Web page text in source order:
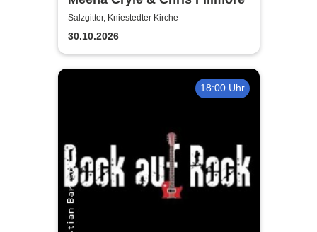
Salzgitter, Kniestedter Kirche
30.10.2026
18:00 Uhr